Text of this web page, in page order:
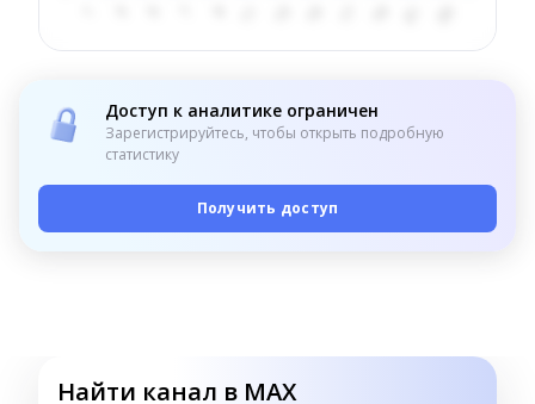
Доступ к аналитике ограничен
Зарегистрируйтесь, чтобы открыть подробную
статистику
Получить доступ
Найти канал в MAX